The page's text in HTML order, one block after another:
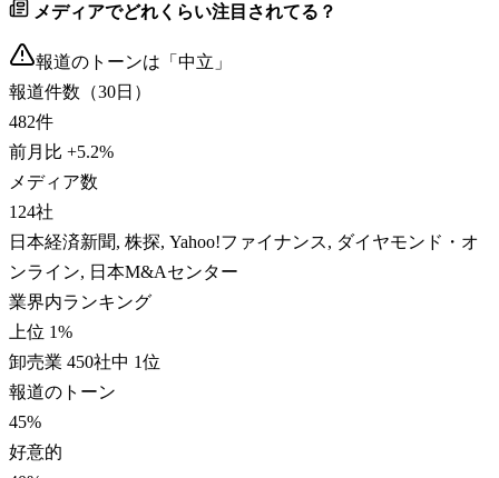
メディアでどれくらい注目されてる？
報道のトーンは「 中立 」
報道件数（30日）
482件
前月比 +5.2%
メディア数
124社
日本経済新聞, 株探, Yahoo!ファイナンス, ダイヤモンド・オ
ンライン, 日本M&Aセンター
業界内ランキング
上位 1%
卸売業 450社中 1位
報道のトーン
45%
好意的